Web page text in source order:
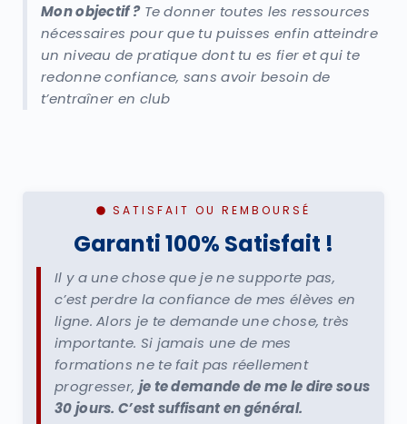
Mon objectif ?Te donner toutes les ressources
nécessaires pour que tu puisses enfin atteindre
un niveau de pratique dont tu es fier et qui te
redonne confiance, sans avoir besoin de
t’entraîner en club
SATISFAIT OU REMBOURSÉ
Garanti 100% Satisfait !
Il y a une chose que je ne supporte pas,
c’est perdre la confiance de mes élèves en
ligne. Alors je te demande une chose, très
importante. Si jamais une de mes
formations ne te fait pas réellement
progresser, je te demande de me le dire sous
30 jours. C’est suffisant en général.